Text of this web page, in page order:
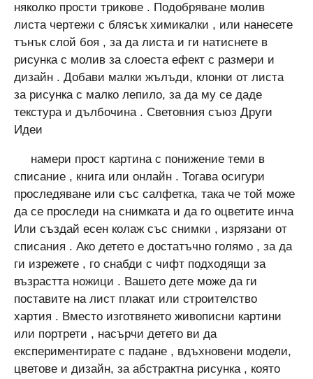
няколко прости трикове . Подобряване молив
листа чертежи с блясък химикалки , или нанесете
тънък слой боя , за да листа и ги натиснете в
рисунка с молив за слоеста ефект с размери и
дизайн . Добави малки жълъди, клонки от листа
за рисунка с малко лепило, за да му се даде
текстура и дълбочина . Световния съюз Други
Идеи
намери прост картина с понижение теми в
списание , книга или онлайн . Тогава осигури
проследяване или със салфетка, така че той може
да се проследи на снимката и да го оцветите инча
Или създай есен колаж със снимки , изрязани от
списания . Ако детето е достатъчно голямо , за да
ги изрежете , го снабди с чифт подходящи за
възрастта ножици . Вашето дете може да ги
поставите на лист плакат или строителство
хартия . Вместо изготвянето живописни картини
или портрети , насърчи детето ви да
експериментирате с падане , вдъхновени модели,
цветове и дизайн, за абстрактна рисунка , която